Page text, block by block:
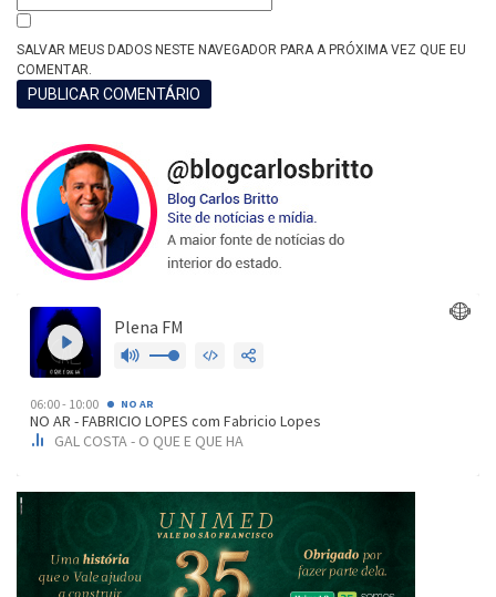
SALVAR MEUS DADOS NESTE NAVEGADOR PARA A PRÓXIMA VEZ QUE EU
COMENTAR.